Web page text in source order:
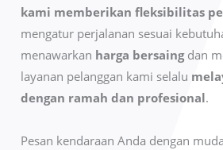
kami memberikan fleksibilitas
mengatur perjalanan sesuai
menawarkan harga bersaingdan
layanan pelanggan kami selalu
dengan ramah dan profesional.
Pesan kendaraan Anda dengan